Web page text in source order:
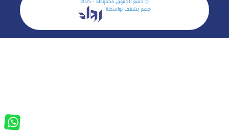
صمم بشغف بواسطة